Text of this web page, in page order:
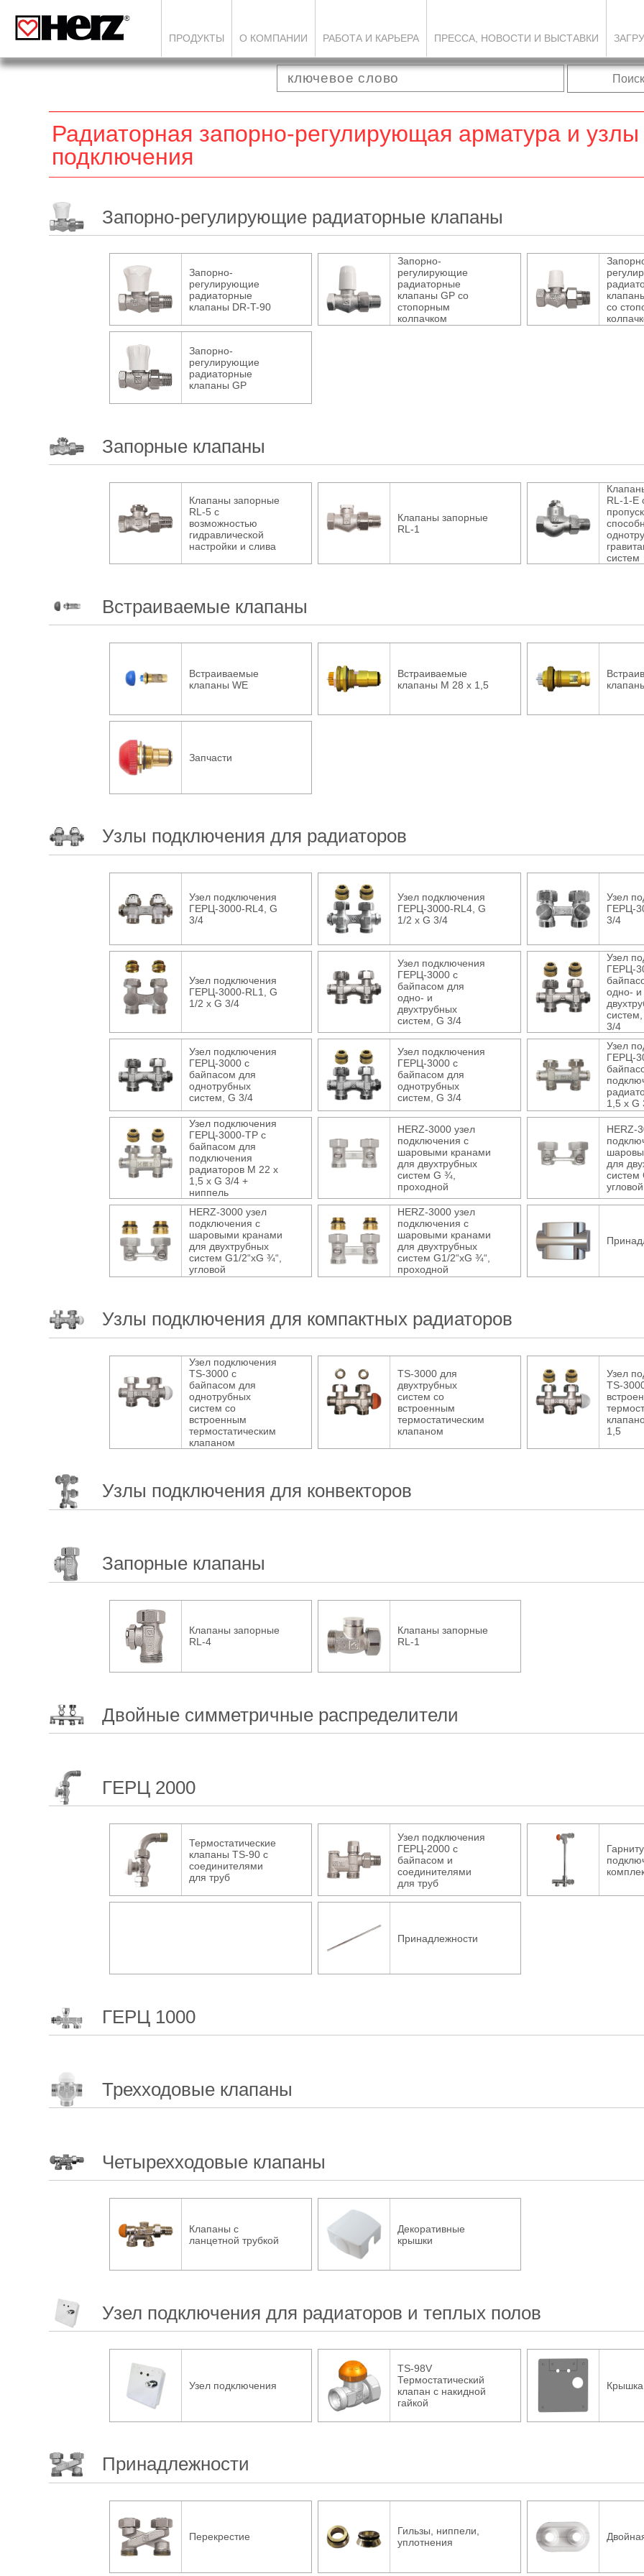
ПРОДУКТЫ О КОМПАНИИ РАБОТА И КАРЬЕРА ПРЕССА, НОВОСТИ И ВЫСТАВКИ
Поиск
Радиаторная запорно-регулирующая арматура и узлы
подключения
Запорно-регулирующие радиаторные клапаны
Запорно-
регулирующие
радиаторные
клапаны DR-T-90
Запорно-
регулирующие
радиаторные
клапаны GP со
стопорным
колпачком
со
Запорно-
регулирующие
радиаторные
клапаны GP
Запорные клапаны
Клапаны запорные
RL-5 с
возможностью
гидравлической
настройки и слива
Клапаны запорные
RL-1
RL-1-Е
систем
Встраиваемые клапаны
Встраиваемые
клапаны WE
Встраиваемые
клапаны М 28 х 1,5
Запчасти
Узлы подключения для радиаторов
Узел подключения
ГЕРЦ-3000-RL4, G
3/4
Узел подключения
ГЕРЦ-3000-RL4, G
1/2 x G 3/4
Узел
ГЕРЦ-
3/4
Узел подключения
ГЕРЦ-3000-RL1, G
1/2 x G 3/4
Узел подключения
ГЕРЦ-3000 с
байпасом для
одно- и
двухтрубных
систем, G 3/4
Узел
ГЕРЦ-
одно- и
3/4
Узел подключения
ГЕРЦ-3000 с
байпасом для
однотрубных
систем, G 3/4
Узел подключения
ГЕРЦ-3000 с
байпасом для
однотрубных
систем, G 3/4
Узел
ГЕРЦ-
1,5 х G
Узел подключения
ГЕРЦ-3000-ТР с
байпасом для
подключения
радиаторов М 22 х
1,5 х G 3/4 +
ниппель
HERZ-3000 узел
подключения с
шаровыми кранами
для двухтрубных
систем G ¾,
проходной
HERZ-
для
систем
угловой
HERZ-3000 узел
подключения с
шаровыми кранами
для двухтрубных
систем G1/2“xG ¾“,
угловой
HERZ-3000 узел
подключения с
шаровыми кранами
для двухтрубных
систем G1/2“xG ¾“,
проходной
Узлы подключения для компактных радиаторов
Узел подключения
TS-3000 с
байпасом для
однотрубных
систем со
встроенным
термостатическим
клапаном
TS-3000 для
двухтрубных
систем со
встроенным
термостатическим
клапаном
Узел
TS-
1,5
Узлы подключения для конвекторов
Запорные клапаны
Клапаны запорные
RL-4
Клапаны запорные
RL-1
Двойные симметричные распределители
ГЕРЦ 2000
Термостатические
клапаны TS-90 с
соединителями
для труб
Узел подключения
ГЕРЦ-2000 с
байпасом и
соединителями
для труб
Принадлежности
ГЕРЦ 1000
Трехходовые клапаны
Четырехходовые клапаны
Клапаны с
ланцетной трубкой
Декоративные
крышки
Узел подключения для радиаторов и теплых полов
Узел подключения
TS-98V
Термостатический
клапан с накидной
гайкой
Крышка
Принадлежности
Перекрестие
Гильзы, ниппели,
уплотнения